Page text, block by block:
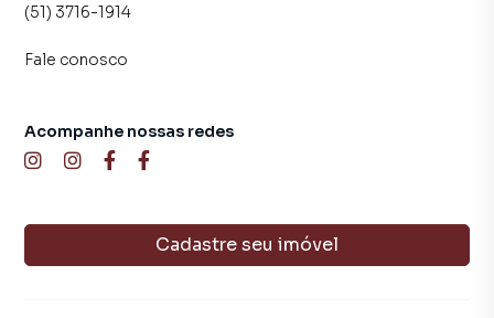
(51) 3716-1914
Fale conosco
Cadastre seu imóvel
Acompanhe nossas redes